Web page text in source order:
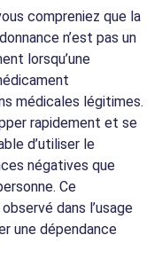
compreniez que la
n’est pas un
lorsqu’une
médicales légitimes.
rapidement et se
d’utiliser le
négatives que
Ce
dans l’usage
une dépendance